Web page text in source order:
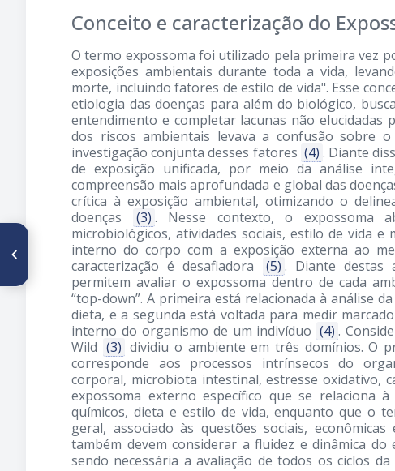
Conceito e caracterização do
O termo expossoma foi utilizado pela primeira vez
exposições ambientais durante toda a vida,
morte, incluindo fatores de estilo de vida". Esse
etiologia das doenças para além do biológico,
entendimento e completar lacunas não elucidadas
dos riscos ambientais levava a confusão sobre
investigação conjunta desses fatores (4) . Diante
de exposição unificada, por meio da análise
compreensão mais aprofundada e global das
crítica à exposição ambiental, otimizando o
doenças
(3) . Nesse contexto, o expossoma
microbiológicos, atividades sociais, estilo de vida
interno do corpo com a exposição externa ao
caracterização é desafiadora
(5) . Diante destas
permitem avaliar o expossoma dentro de cada
“top-down”. A primeira está relacionada à análise
dieta, e a segunda está voltada para medir
interno do organismo de um indivíduo (4) .
Wild (3) dividiu o ambiente em três domínios. O
corresponde aos processos intrínsecos do
corporal, microbiota intestinal, estresse oxidativo,
expossoma externo específico que se relaciona
químicos, dieta e estilo de vida, enquanto que o
geral, associado às questões sociais,
também devem considerar a fluidez e dinâmica
sendo necessária a avaliação de todos os ciclos
ARTÍCULO ANTERIOR
Importancia de la
agrobiodiversidad en el
consumo alimentario en
regiones rurales: Una revisión
sistemática